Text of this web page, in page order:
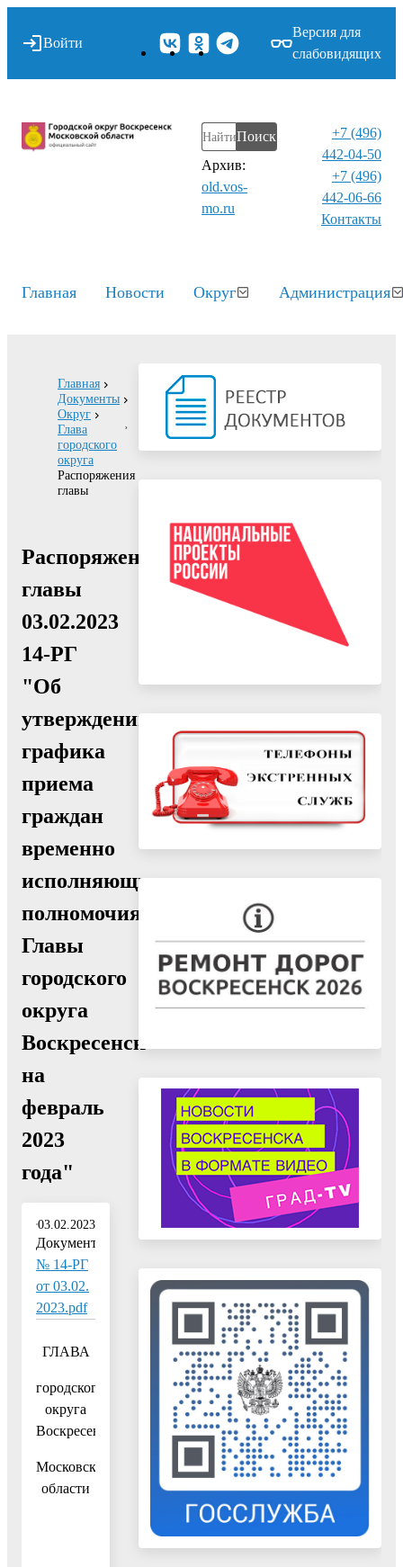
Войти
Версия для
слабовидящих
Поиск
Архив:
old.vos-
mo.ru
+7 (496)
442-04-50
+7 (496)
442-06-66
Контакты⁠
Главная Новости Округ Администрация
Главная
Документы
Округ
Глава
городского
округа
Распоряжения
главы
Распоряжение
главы
03.02.2023
14-РГ
"Об
утверждении
графика
приема
граждан
временно
исполняющим
полномочия
Главы
городского
округа
Воскресенск
на
февраль
2023
года"
03.02.2023
Документ:
№ 14-РГ
от 03.02.
2023.pdf
ГЛАВА
городского
округа
Воскресенск
Московской
области